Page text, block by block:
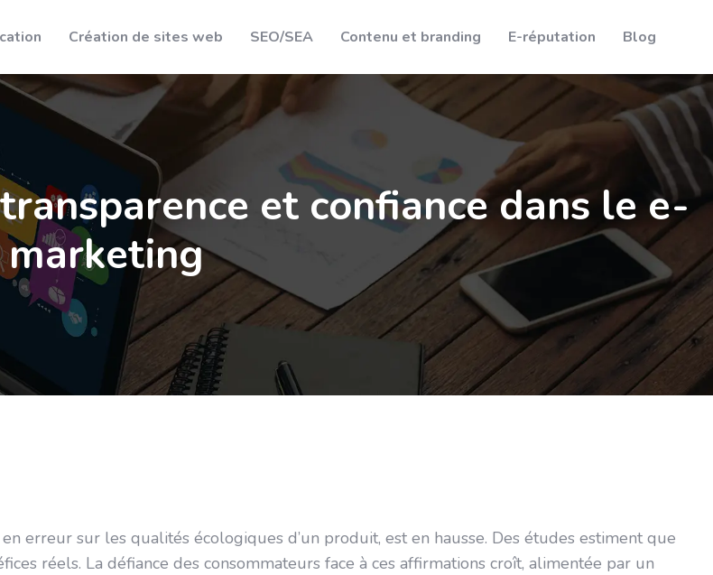
Création de sites web SEO/SEA Contenu et branding E-réputation Blog
et confiance dans le e-
marketing
erreur sur les qualités écologiques d’un produit, est en hausse. Des études estiment que
réels. La défiance des consommateurs face à ces affirmations croît, alimentée par un